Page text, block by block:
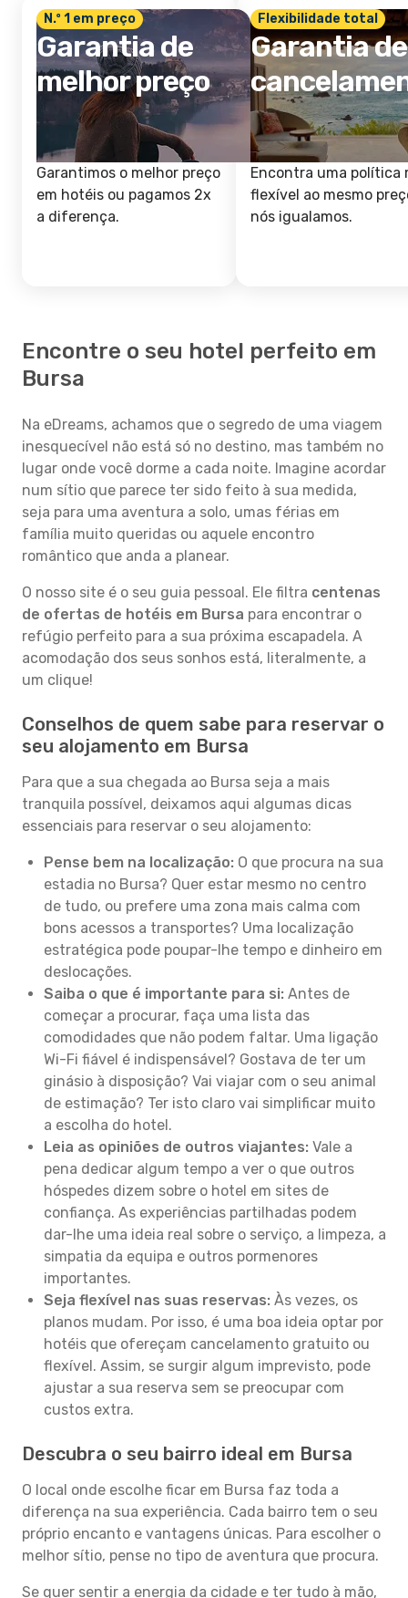
N.º 1 em preço
Garantia de
melhor preço
Garantimos o melhor preço
em hotéis ou pagamos 2x
a diferença.
Flexibilidade total
Garantia de
Encontra uma política
flexível ao mesmo
nós igualamos.
Encontre o seu hotel perfeito em
Bursa
Na eDreams, achamos que o segredo de uma viagem
inesquecível não está só no destino, mas também no
lugar onde você dorme a cada noite. Imagine acordar
num sítio que parece ter sido feito à sua medida,
seja para uma aventura a solo, umas férias em
família muito queridas ou aquele encontro
romântico que anda a planear.
O nosso site é o seu guia pessoal. Ele filtra centenas
de ofertas de hotéis em Bursa para encontrar o
refúgio perfeito para a sua próxima escapadela. A
acomodação dos seus sonhos está, literalmente, a
um clique!
Conselhos de quem sabe para reservar o
seu alojamento em Bursa
Para que a sua chegada ao Bursa seja a mais
tranquila possível, deixamos aqui algumas dicas
essenciais para reservar o seu alojamento:
Pense bem na localização: O que procura na sua
estadia no Bursa? Quer estar mesmo no centro
de tudo, ou prefere uma zona mais calma com
bons acessos a transportes? Uma localização
estratégica pode poupar-lhe tempo e dinheiro em
deslocações.
Saiba o que é importante para si: Antes de
começar a procurar, faça uma lista das
comodidades que não podem faltar. Uma ligação
Wi-Fi fiável é indispensável? Gostava de ter um
ginásio à disposição? Vai viajar com o seu animal
de estimação? Ter isto claro vai simplificar muito
a escolha do hotel.
Leia as opiniões de outros viajantes: Vale a
pena dedicar algum tempo a ver o que outros
hóspedes dizem sobre o hotel em sites de
confiança. As experiências partilhadas podem
dar-lhe uma ideia real sobre o serviço, a limpeza, a
simpatia da equipa e outros pormenores
importantes.
Seja flexível nas suas reservas: Às vezes, os
planos mudam. Por isso, é uma boa ideia optar por
hotéis que ofereçam cancelamento gratuito ou
flexível. Assim, se surgir algum imprevisto, pode
ajustar a sua reserva sem se preocupar com
custos extra.
Descubra o seu bairro ideal em Bursa
O local onde escolhe ficar em Bursa faz toda a
diferença na sua experiência. Cada bairro tem o seu
próprio encanto e vantagens únicas. Para escolher o
melhor sítio, pense no tipo de aventura que procura.
Se quer sentir a energia da cidade e ter tudo à mão,